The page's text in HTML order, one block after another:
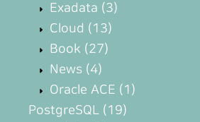
Exadata (3)
Cloud (13)
Book (27)
News (4)
Oracle ACE (1)
PostgreSQL (19)